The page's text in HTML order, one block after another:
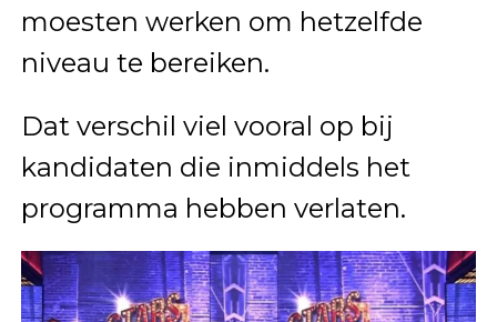
moesten werken om hetzelfde
niveau te bereiken.
Dat verschil viel vooral op bij
kandidaten die inmiddels het
programma hebben verlaten.